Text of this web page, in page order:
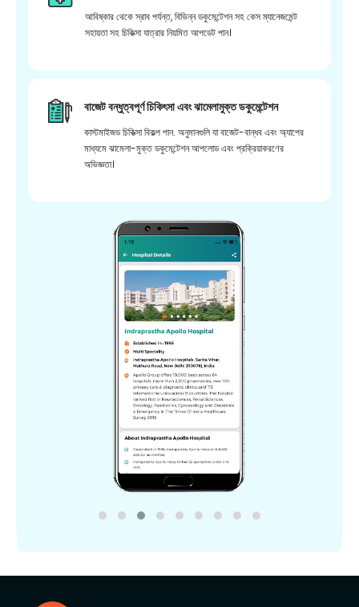
আবিষ্কার থেকে স্রাব পর্যন্ত, বিভিন্ন ডকুমেন্টেশন সহ কেস ম্যানেজমেন্ট
সহায়তা সহ চিকিত্সা যাত্রার নিয়মিত আপডেট পান।
বাজেট বন্ধুত্বপূর্ণ চিকিৎসা এবং ঝামেলামুক্ত ডকুমেন্টেশন
কাস্টমাইজড চিকিত্সা বিকল্প পান. অনুমানগুলি যা বাজেট-বান্ধব এবং অ্যাপের
মাধ্যমে ঝামেলা-মুক্ত ডকুমেন্টেশন আপলোড এবং প্রক্রিয়াকরণের
অভিজ্ঞতা।